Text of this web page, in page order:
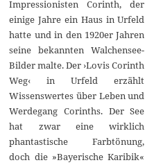
Impressionisten Corinth, der
einige Jahre ein Haus in Urfeld
hatte und in den 1920er Jahren
seine bekannten Walchensee-
Bilder malte. Der ›Lovis Corinth
Weg‹ in Urfeld erzählt
Wissenswertes über Leben und
Werdegang Corinths. Der See
hat zwar eine wirklich
phantastische Farbtönung,
doch die »Bayerische Karibik«